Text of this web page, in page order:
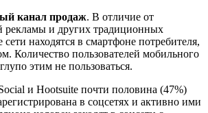
канал продаж. В отличие от
рекламы и других традиционных
находятся в смартфоне потребителя,
Количество пользователей мобильного
этим не пользоваться.
и Hootsuite почти половина (47%)
в соцсетях и активно ими